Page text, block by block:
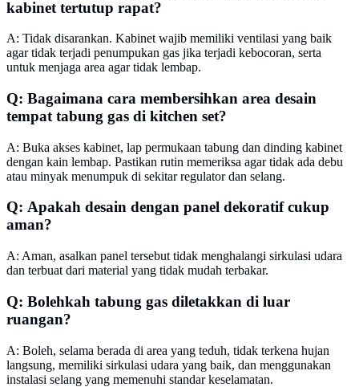
kabinet tertutup rapat?
A: Tidak disarankan. Kabinet wajib memiliki ventilasi yang baik
agar tidak terjadi penumpukan gas jika terjadi kebocoran, serta
untuk menjaga area agar tidak lembap.
Q: Bagaimana cara membersihkan area desain
tempat tabung gas di kitchen set?
A: Buka akses kabinet, lap permukaan tabung dan dinding kabinet
dengan kain lembap. Pastikan rutin memeriksa agar tidak ada debu
atau minyak menumpuk di sekitar regulator dan selang.
Q: Apakah desain dengan panel dekoratif cukup
aman?
A: Aman, asalkan panel tersebut tidak menghalangi sirkulasi udara
dan terbuat dari material yang tidak mudah terbakar.
Q: Bolehkah tabung gas diletakkan di luar
ruangan?
A: Boleh, selama berada di area yang teduh, tidak terkena hujan
langsung, memiliki sirkulasi udara yang baik, dan menggunakan
instalasi selang yang memenuhi standar keselamatan.